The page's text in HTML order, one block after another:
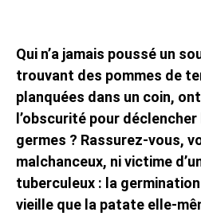
Qui n’a jamais poussé un
trouvant des pommes de
planquées dans un coin,
l’obscurité pour
germes ? Rassurez-vous,
malchanceux, ni victime
tuberculeux : la
vieille que la patate elle-